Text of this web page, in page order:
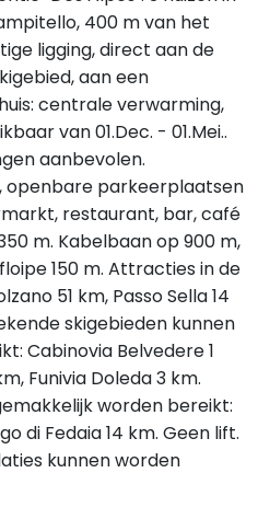
400 m van het
ligging, direct aan de
aan een
centrale verwarming,
van 01.Dec. - 01.Mei..
aanbevolen.
openbare parkeerplaatsen
restaurant, bar, café
m. Kabelbaan op 900 m,
150 m. Attracties in de
51 km, Passo Sella 14
skigebieden kunnen
Cabinovia Belvedere 1
Funivia Doleda 3 km.
worden bereikt:
di Fedaia 14 km. Geen lift.
kunnen worden